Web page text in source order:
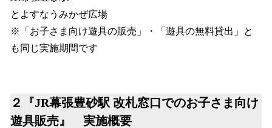
とよすなうみかぜ広場
※「お子さま向け遊具の販売」・「遊具の無料貸出」と
も同じ実施期間です
２『JR幕張豊砂駅 改札窓口でのお子さま向け
遊具販売』 実施概要